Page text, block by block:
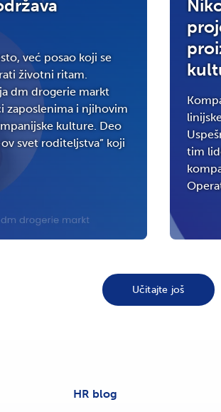
već posao koji se
životni ritam.
dm drogerie markt
zaposlenima i njihovim
kulture. Deo
svet roditeljstva” koji
tim
Učitajte još
HR blog